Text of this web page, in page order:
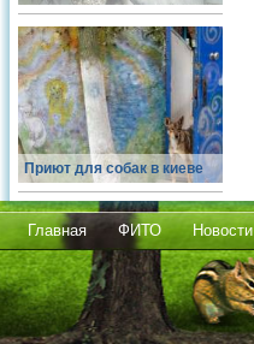
Приют для собак в киеве
Главная ФИТО Новости